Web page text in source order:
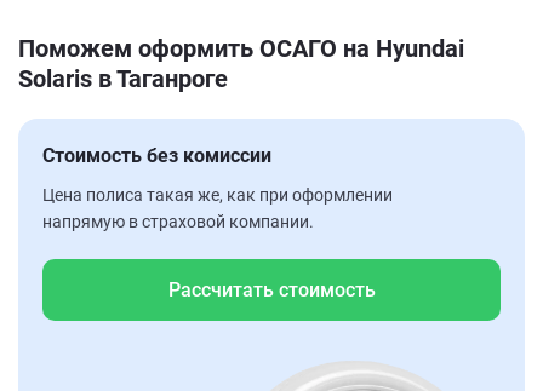
Поможем оформить ОСАГО на Hyundai
Solaris в Таганроге
Стоимость без комиссии
Цена полиса такая же, как при оформлении
напрямую в страховой компании.
Рассчитать стоимость